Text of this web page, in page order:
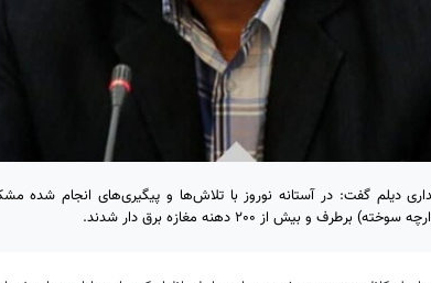
دیلم گفت: در آستانه نوروز با تلاش‌ها و پیگیری‌های انجام شده
و بیش از ۲۰۰ دهنه مغازه برق دار شدند.